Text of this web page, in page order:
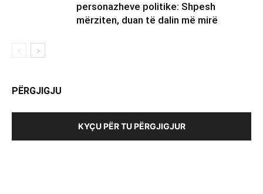
personazheve politike: Shpesh
mërziten, duan të dalin më mirë
PËRGJIGJU
KYÇU PËR TU PËRGJIGJUR